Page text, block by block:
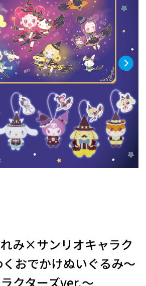
み×サンリオキャラク
おでかけぬいぐるみ～
クターズver.～